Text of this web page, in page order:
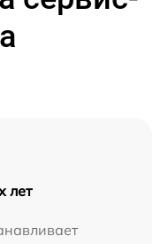
лет